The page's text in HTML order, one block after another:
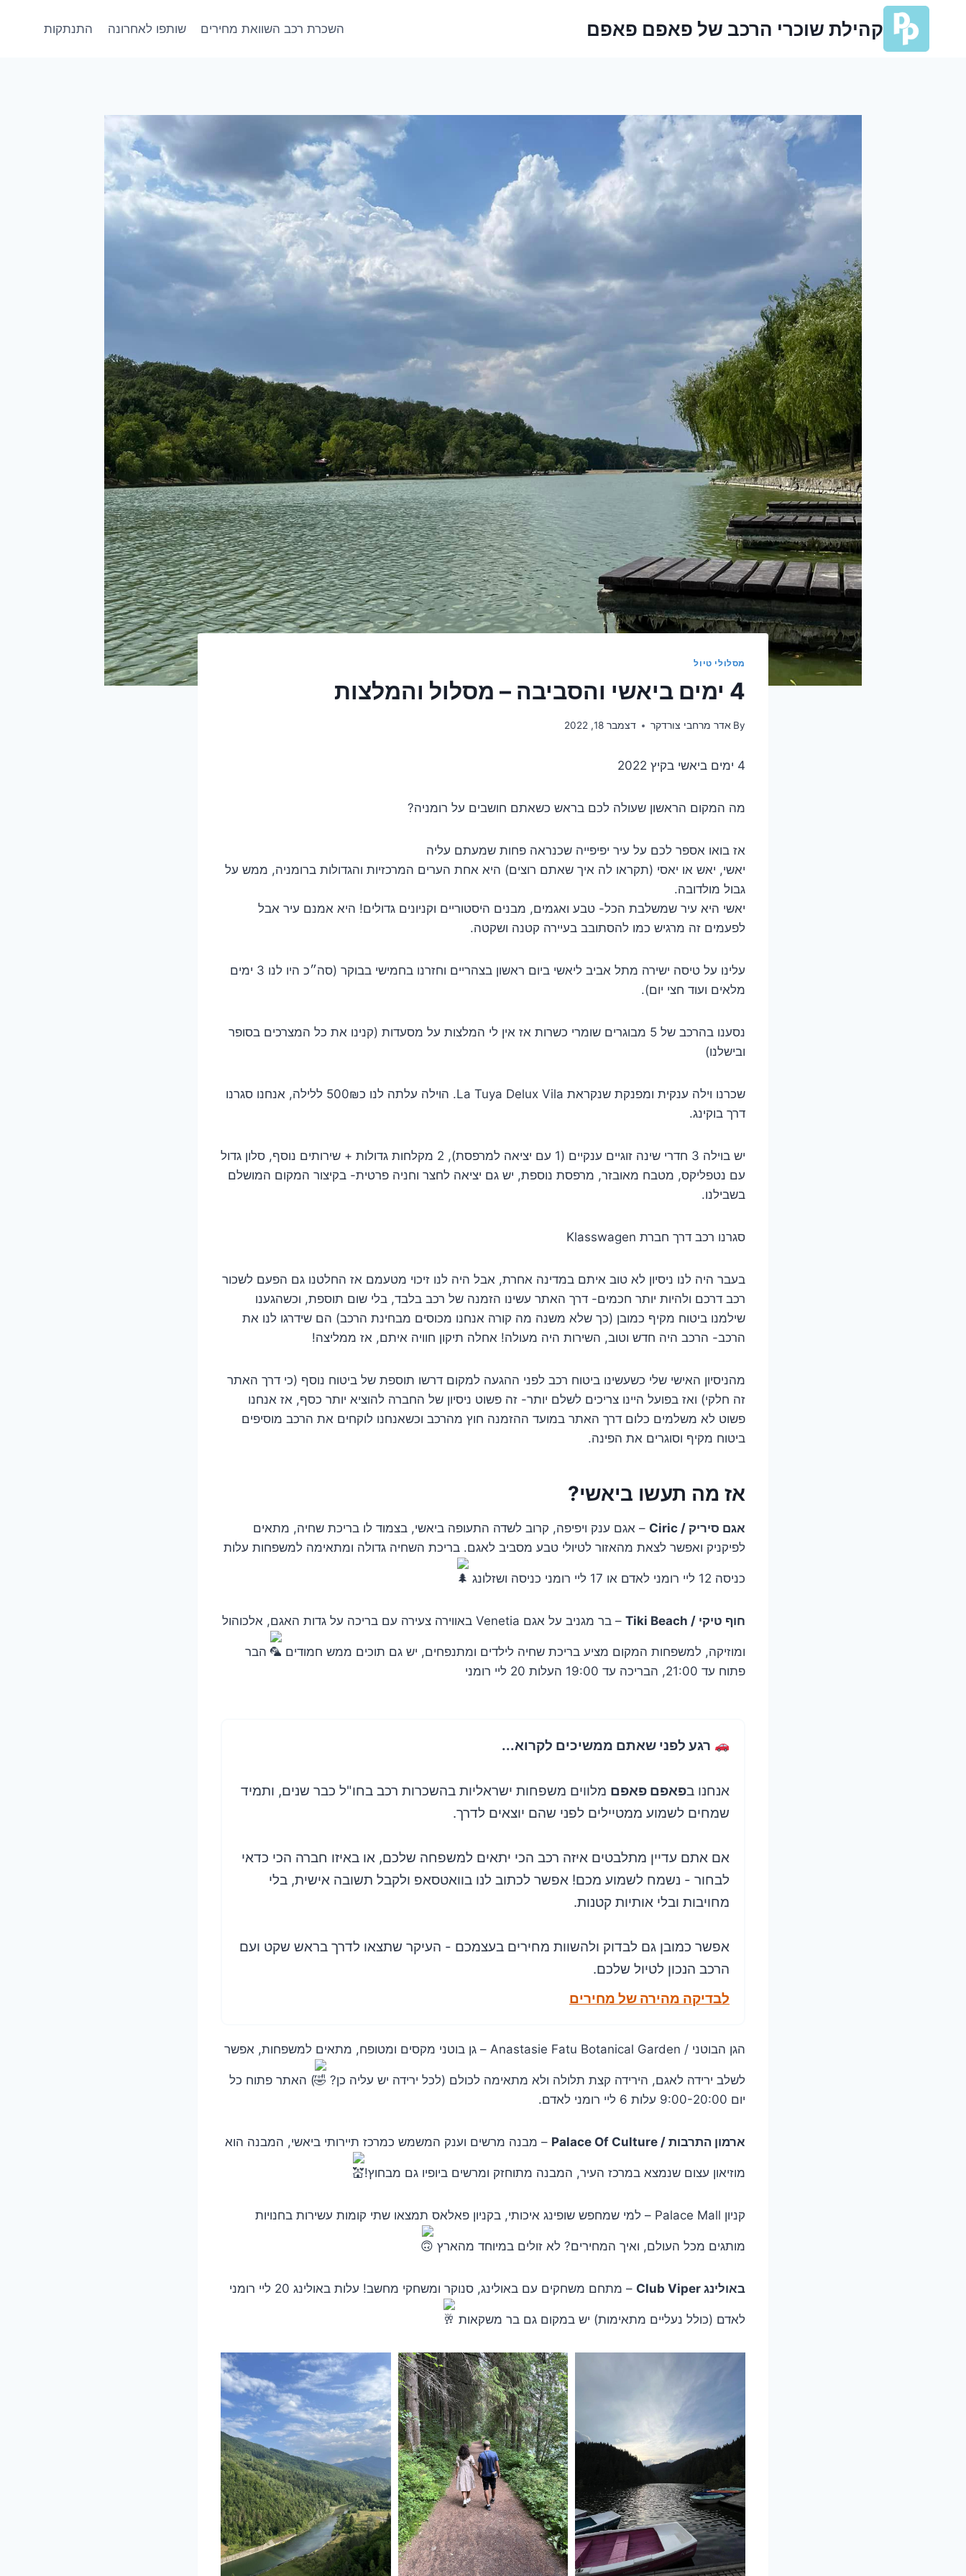
content
קהילת שוכרי הרכב של פאפם פאפם השכרת רכב השוואת מחירים שותפו לאחרונה התנתקות
מסלולי טיול
4 ימים ביאשי והסביבה – מסלול והמלצות
By אדר מרחבי צורדקר דצמבר 18, 2022
4 ימים ביאשי בקיץ 2022
מה המקום הראשון שעולה לכם בראש כשאתם חושבים על רומניה?
אז בואו אספר לכם על עיר יפיפייה שכנראה פחות שמעתם עליה
יאשי, יאש או יאסי (תקראו לה איך שאתם רוצים) היא אחת הערים המרכזיות והגדולות ברומניה, ממש על
גבול מולדובה.
יאשי היא עיר שמשלבת הכל- טבע ואגמים, מבנים היסטוריים וקניונים גדולים! היא אמנם עיר אבל
לפעמים זה מרגיש כמו להסתובב בעיירה קטנה ושקטה.
עלינו על טיסה ישירה מתל אביב ליאשי ביום ראשון בצהריים וחזרנו בחמישי בבוקר (סה״כ היו לנו 3 ימים
מלאים ועוד חצי יום).
נסענו בהרכב של 5 מבוגרים שומרי כשרות אז אין לי המלצות על מסעדות (קנינו את כל המצרכים בסופר
ובישלנו)
שכרנו וילה ענקית ומפנקת שנקראת La Tuya Delux Vila. הוילה עלתה לנו כ500₪ ללילה, אנחנו סגרנו
דרך בוקינג.
יש בוילה 3 חדרי שינה זוגיים ענקיים (1 עם יציאה למרפסת), 2 מקלחות גדולות + שירותים נוסף, סלון גדול
עם נטפליקס, מטבח מאובזר, מרפסת נוספת, יש גם יציאה לחצר וחניה פרטית- בקיצור המקום המושלם
בשבילנו.
סגרנו רכב דרך חברת Klasswagen
בעבר היה לנו ניסיון לא טוב איתם במדינה אחרת, אבל היה לנו זיכוי מטעמם אז החלטנו גם הפעם לשכור
רכב דרכם ולהיות יותר חכמים- דרך האתר עשינו הזמנה של רכב בלבד, בלי שום תוספת, וכשהגענו
שילמנו ביטוח מקיף כמובן (כך שלא משנה מה קורה אנחנו מכוסים מבחינת הרכב) הם שידרגו לנו את
הרכב- הרכב היה חדש וטוב, השירות היה מעולה! אחלה תיקון חוויה איתם, אז ממליצה!
מהניסיון האישי שלי כשעשינו ביטוח רכב לפני ההגעה למקום דרשו תוספת של ביטוח נוסף (כי דרך האתר
זה חלקי) ואז בפועל היינו צריכים לשלם יותר- זה פשוט ניסיון של החברה להוציא יותר כסף, אז אנחנו
פשוט לא משלמים כלום דרך האתר במועד ההזמנה חוץ מהרכב וכשאנחנו לוקחים את הרכב מוסיפים
ביטוח מקיף וסוגרים את הפינה.
אז מה תעשו ביאשי?
אגם סיריק / Ciric
– אגם ענק ויפיפה, קרוב לשדה התעופה ביאשי, בצמוד לו בריכת שחיה, מתאים
לפיקניק ואפשר לצאת מהאזור לטיולי טבע מסביב לאגם. בריכת השחיה גדולה ומתאימה למשפחות עלות
כניסה 12 ליי רומני לאדם או 17 ליי רומני כניסה ושזלונג
חוף טיקי / Tiki Beach – בר מגניב על אגם Venetia באווירה צעירה עם בריכה על גדות האגם, אלכוהול
ומוזיקה, למשפחות המקום מציע בריכת שחיה לילדים ומתנפחים, יש גם תוכים ממש חמודים
הבר
פתוח עד 21:00, הבריכה עד 19:00 העלות 20 ליי רומני
רגע לפני שאתם ממשיכים לקרוא...
אנחנו בפאפם פאפם מלווים משפחות ישראליות בהשכרות רכב בחו"ל כבר שנים, ותמיד
שמחים לשמוע ממטיילים לפני שהם יוצאים לדרך.
אם אתם עדיין מתלבטים איזה רכב הכי יתאים למשפחה שלכם, או באיזו חברה הכי כדאי
לבחור - נשמח לשמוע מכם! אפשר לכתוב לנו בוואטסאפ ולקבל תשובה אישית, בלי
מחויבות ובלי אותיות קטנות.
אפשר כמובן גם לבדוק ולהשוות מחירים בעצמכם - העיקר שתצאו לדרך בראש שקט ועם
הרכב הנכון לטיול שלכם.
לבדיקה מהירה של מחירים
הגן הבוטני / Anastasie Fatu Botanical Garden – גן בוטני מקסים ומטופח, מתאים למשפחות, אפשר
לשלב ירידה לאגם, הירידה קצת תלולה ולא מתאימה לכולם (לכל ירידה יש עליה כן?
) האתר פתוח כל
יום 9:00-20:00 עלות 6 ליי רומני לאדם.
ארמון התרבות / Palace Of Culture – מבנה מרשים וענק המשמש כמרכז תיירותי ביאשי, המבנה הוא
מוזיאון עצום שנמצא במרכז העיר, המבנה מתוחזק ומרשים ביופיו גם מבחוץ!
קניון Palace Mall – למי שמחפש שופינג איכותי, בקניון פאלאס תמצאו שתי קומות עשירות בחנויות
מותגים מכל העולם, ואיך המחירים? לא זולים במיוחד מהארץ
באולינג Club Viper – מתחם משחקים עם באולינג, סנוקר ומשחקי מחשב! עלות באולינג 20 ליי רומני
לאדם (כולל נעליים מתאימות) יש במקום גם בר משקאות